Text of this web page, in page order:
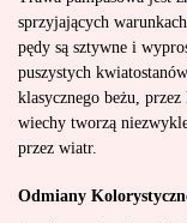
sprzyjających
pędy są sztywne i
puszystych
klasycznego beżu,
wiechy tworzą
przez wiatr.
Odmiany